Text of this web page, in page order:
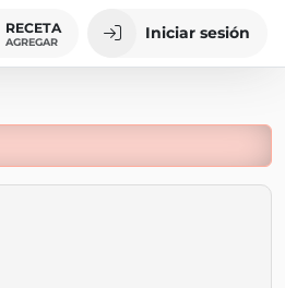
RECETA
AGREGAR Iniciar sesión